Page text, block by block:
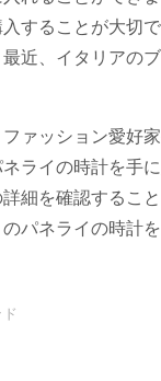
することが大切
近、イタリアの
ァッション愛好
ライの時計を手
細を確認するこ
パネライの時計